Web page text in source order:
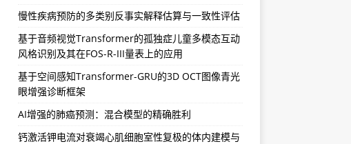
慢性疾病预防的多类别反事实解释估算与一致性评估
基于音频视觉Transformer的孤独症儿童多模态互动
风格识别及其在FOS-R-III量表上的应用
基于空间感知Transformer-GRU的3D OCT图像青光
眼增强诊断框架
AI增强的肺癌预测：混合模型的精确胜利
钙激活钾电流对衰竭心肌细胞室性复极的体内建模与